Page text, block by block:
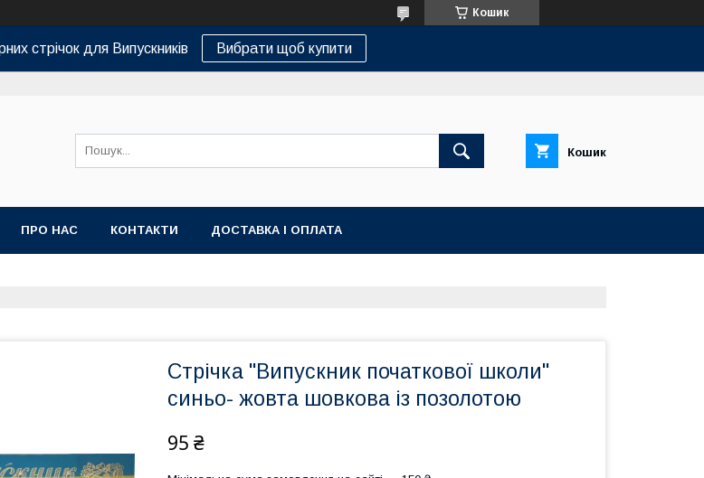
Кошик
стрічок для Випускників Вибрати щоб купити
Кошик
ПРО НАС КОНТАКТИ ДОСТАВКА І ОПЛАТА
Стрічка "Випускник початкової школи"
синьо- жовта шовкова із позолотою
95 ₴